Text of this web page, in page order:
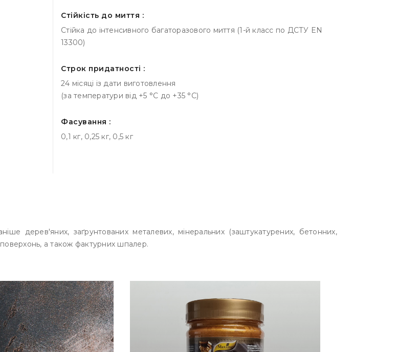
Стійкість до миття :
Стійка до інтенсивного багаторазового миття (1-й класс по ДСТУ EN
13300)
Строк придатності :
24 місяці із дати виготовлення
(за температури від +5 °С до +35 °С)
Фасування :
0,1 кг, 0,25 кг, 0,5 кг
дерев'яних, заґрунтованих металевих, мінеральних (заштукатурених, бетонних,
поверхонь, а також фактурних шпалер.